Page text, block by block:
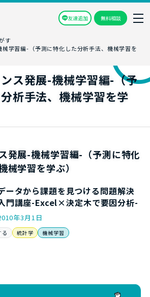
友達追加 無料相談
す
学習編-（予測に特化した分析手法、機械学習を
ス発展-機械学習編-（予
析手法、機械学習を学
発展-機械学習編-（予測に特化
械学習を学ぶ）
ータから課題を見つける問題解決
門講座-Excel×決定木で要因分析-
年3月1日
る 統計学 機械学習